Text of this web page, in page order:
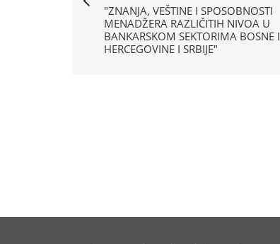
"ZNANJA, VEŠTINE I SPOSOBNOSTI
MENADŽERA RAZLIČITIH NIVOA U
BANKARSKOM SEKTORIMA BOSNE I
HERCEGOVINE I SRBIJE"